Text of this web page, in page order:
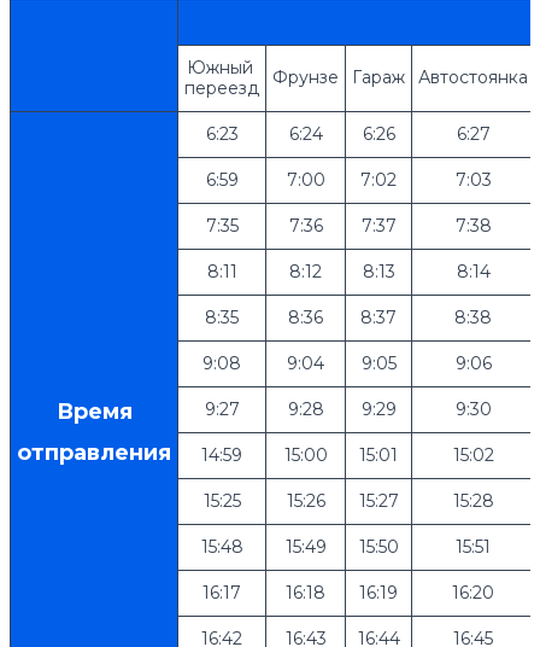
Южный
переезд
Фрунзе Гараж Автостоянка
Время
отправления
6:23 6:24 6:26 6:27
6:59 7:00 7:02 7:03
7:35 7:36 7:37 7:38
8:11 8:12 8:13 8:14
8:35 8:36 8:37 8:38
9:08 9:04 9:05 9:06
9:27 9:28 9:29 9:30
14:59 15:00 15:01 15:02
15:25 15:26 15:27 15:28
15:48 15:49 15:50 15:51
16:17 16:18 16:19 16:20
16:42 16:43 16:44 16:45